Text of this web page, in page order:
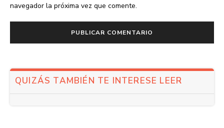
navegador la próxima vez que comente.
QUIZÁS TAMBIÉN TE INTERESE LEER